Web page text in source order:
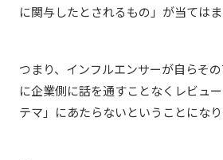
に関与したとされるもの」が当てはま
つまり、インフルエンサーが自らそ
に企業側に話を通すことなくレビュ
テマ」にあたらないということになり